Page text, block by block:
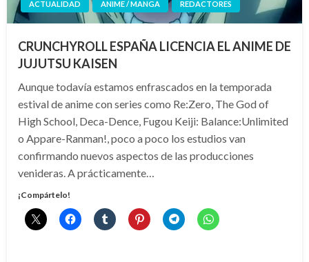
ACTUALIDAD ANIME / MANGA REDACTORES
CRUNCHYROLL ESPAÑA LICENCIA EL ANIME DE
JUJUTSU KAISEN
Aunque todavía estamos enfrascados en la temporada
estival de anime con series como Re:Zero, The God of
High School, Deca-Dence, Fugou Keiji: Balance:Unlimited
o Appare-Ranman!, poco a poco los estudios van
confirmando nuevos aspectos de las producciones
venideras. A prácticamente…
¡Compártelo!